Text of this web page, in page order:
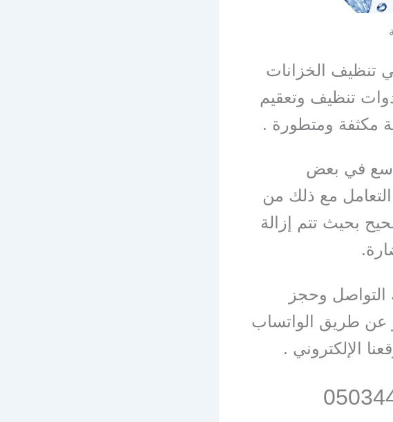
تنظيف الخزانات
تنظيف وتعقيم
مكثفة ومتطورة .
في بعض
مع ذلك من
بحيث تتم إزالة
وحجز
عن طريق الواتساب
الإلكتروني .